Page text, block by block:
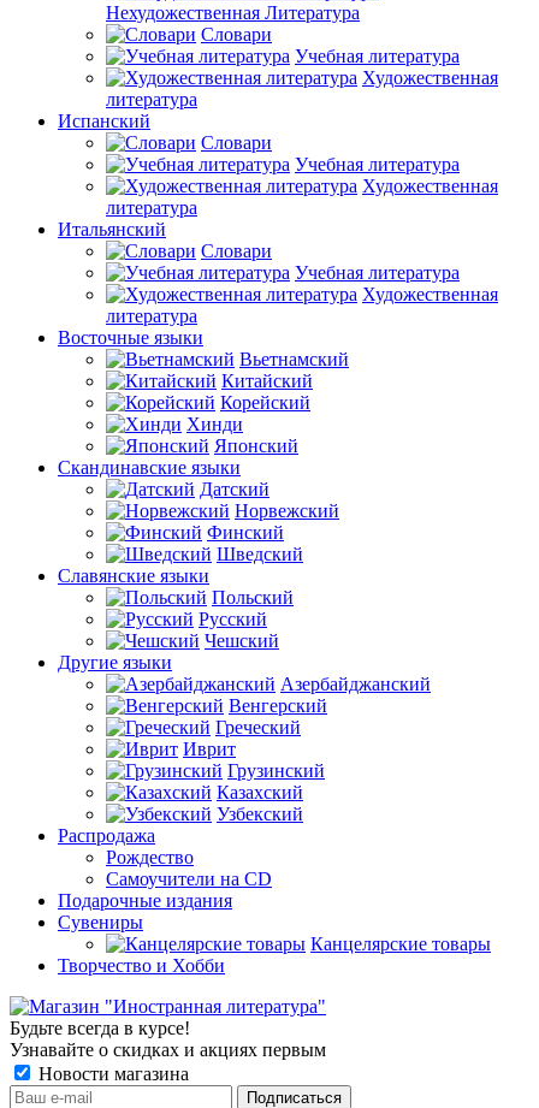
Нехудожественная Литература
Словари
Учебная литература
Художественная
литература
Испанский
Словари
Учебная литература
Художественная
литература
Итальянский
Словари
Учебная литература
Художественная
литература
Восточные языки
Вьетнамский
Китайский
Корейский
Хинди
Японский
Скандинавские языки
Датский
Норвежский
Финский
Шведский
Славянские языки
Польский
Русский
Чешский
Другие языки
Азербайджанский
Венгерский
Греческий
Иврит
Грузинский
Казахский
Узбекский
Распродажа
Рождество
Самоучители на CD
Подарочные издания
Сувениры
Канцелярские товары
Творчество и Хобби
Будьте всегда в курсе!
Узнавайте о скидках и акциях первым
Новости магазина